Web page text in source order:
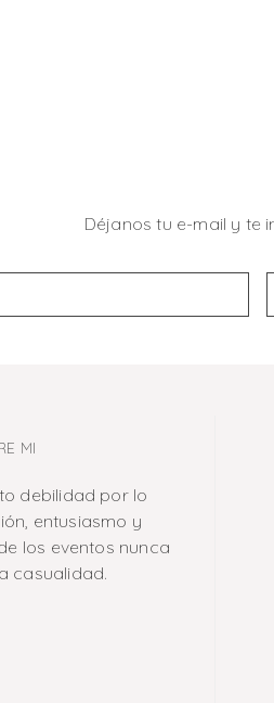
Déjanos tu e-mail y te
MI
debilidad por lo
entusiasmo y
los eventos nunca
casualidad.